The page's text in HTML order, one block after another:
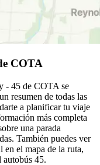
COTA
- 45 de COTA se
resumen de todas las
a planificar tu viaje
más completa
una parada
También puedes ver
en el mapa de la ruta,
autobús 45.